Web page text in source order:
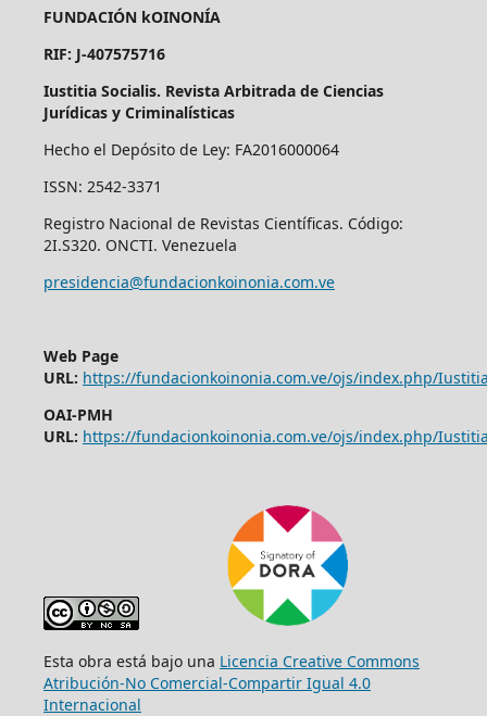
FUNDACIÓN kOINONÍA
RIF: J-407575716
Iustitia Socialis. Revista Arbitrada de Ciencias
Jurídicas y Criminalísticas
Hecho el Depósito de Ley: FA2016000064
ISSN: 2542-3371
Registro Nacional de Revistas Científicas. Código:
2I.S320. ONCTI. Venezuela
presidencia@fundacionkoinonia.com.ve
Web Page
URL: https://fundacionkoinonia.com.ve/ojs/index.php/
OAI-PMH
URL: https://fundacionkoinonia.com.ve/ojs/index.php/
Esta obra está bajo una Licencia Creative Commons
Atribución-No Comercial-Compartir Igual 4.0
Internacional